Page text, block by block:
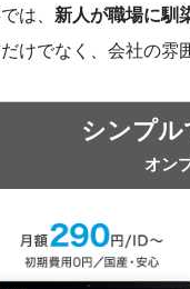
は、 新人が職場に馴
けでなく、会社の雰
シンプ
オン